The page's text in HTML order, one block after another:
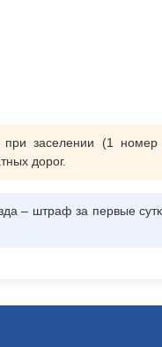
заселении (1
дорог.
– штраф за первые